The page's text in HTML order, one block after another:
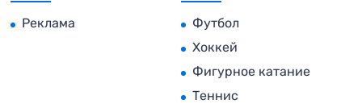
Реклама
Футбол
Хоккей
Фигурное катание
Теннис